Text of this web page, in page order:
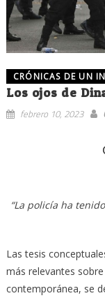
CRÓNICAS DE UN
Los ojos de
febrero 10, 2023
“La policía ha
Las tesis
más relevantes
contemporánea, se